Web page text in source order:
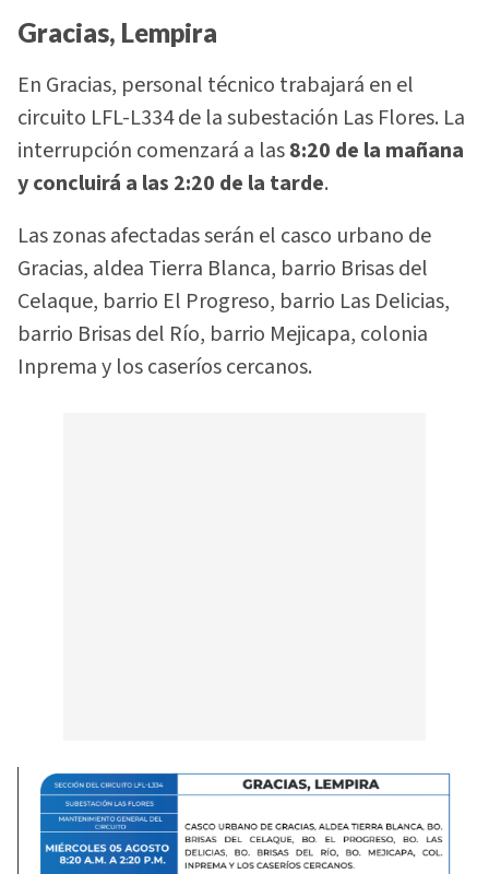
Gracias, Lempira
En Gracias, personal técnico trabajará en el
circuito LFL-L334 de la subestación Las Flores. La
interrupción comenzará a las8:20 de la mañana
y concluirá a las 2:20 de la tarde.
Las zonas afectadas serán el casco urbano de
Gracias, aldea Tierra Blanca, barrio Brisas del
Celaque, barrio El Progreso, barrio Las Delicias,
barrio Brisas del Río, barrio Mejicapa, colonia
Inprema y los caseríos cercanos.